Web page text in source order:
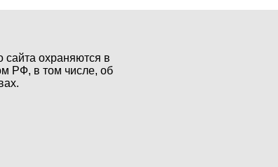
сайта охраняются в
РФ, в том числе, об